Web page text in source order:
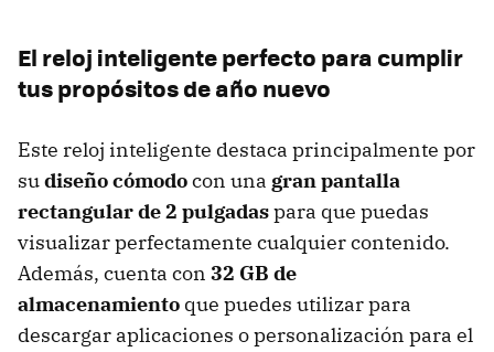
El reloj inteligente perfecto para cumplir
tus propósitos de año nuevo
Este reloj inteligente destaca principalmente por
sudiseño cómodocon una gran pantalla
rectangular de 2 pulgadaspara que puedas
visualizar perfectamente cualquier contenido.
Además, cuenta con 32 GB de
almacenamiento que puedes utilizar para
descargar aplicaciones o personalización para el